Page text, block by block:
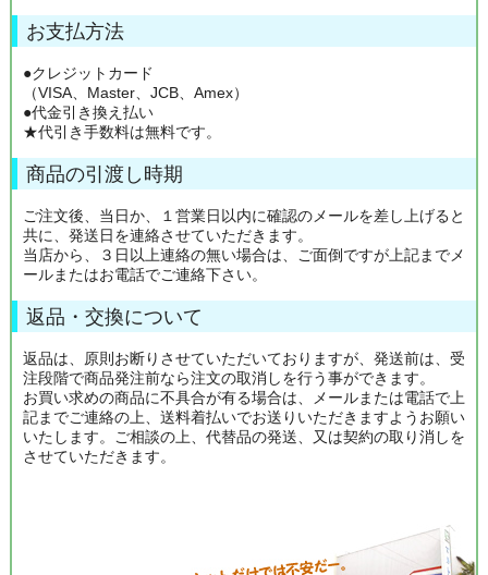
お支払方法
●クレジットカード
（VISA、Master、JCB、Amex）
●代金引き換え払い
★代引き手数料は無料です。
商品の引渡し時期
ご注文後、当日か、１営業日以内に確認のメールを差し上げると
共に、発送日を連絡させていただきます。
当店から、３日以上連絡の無い場合は、ご面倒ですが上記までメ
ールまたはお電話でご連絡下さい。
返品・交換について
返品は、原則お断りさせていただいておりますが、発送前は、受
注段階で商品発注前なら注文の取消しを行う事ができます。
お買い求めの商品に不具合が有る場合は、メールまたは電話で上
記までご連絡の上、送料着払いでお送りいただきますようお願い
いたします。ご相談の上、代替品の発送、又は契約の取り消しを
させていただきます。